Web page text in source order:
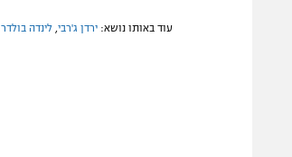
עוד באותו נושא: ירדן ג'רבי לינדה בולדר